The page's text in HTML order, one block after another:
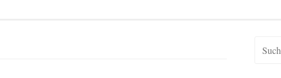
Suchen